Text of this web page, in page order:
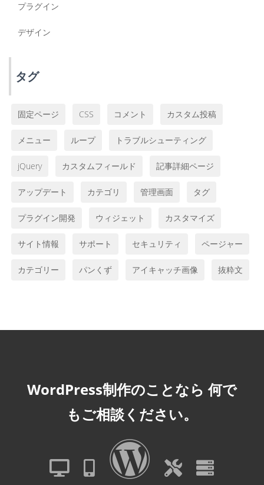
プラグイン
デザイン
タグ
固定ページ CSS コメント カスタム投稿
メニュー ループ トラブルシューティング
jQuery カスタムフィールド 記事詳細ページ
アップデート カテゴリ 管理画面 タグ
プラグイン開発 ウィジェット カスタマイズ
サイト情報 サポート セキュリティ ページャー
カテゴリー パンくず アイキャッチ画像 抜粋文
WordPress制作のことなら 何で
もご相談ください。